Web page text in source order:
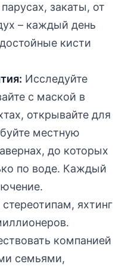
закаты, от
– каждый день
кисти
Исследуйте
с маской в
открывайте для
местную
до которых
по воде. Каждый
яхтинг
компанией
семьями,